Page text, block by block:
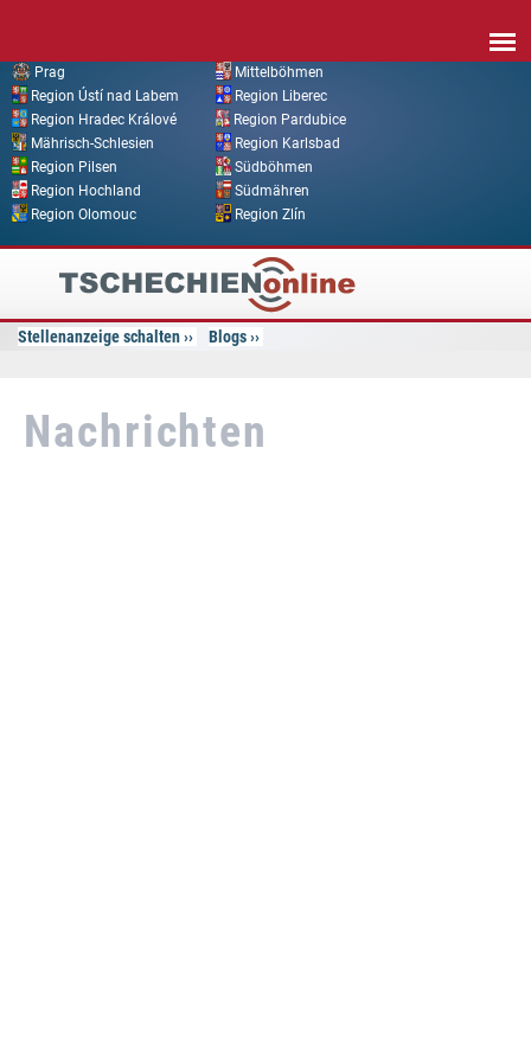
Prag
Mittelböhmen
Region Ústí nad Labem
Region Liberec
Region Hradec Králové
Region Pardubice
Mährisch-Schlesien
Region Karlsbad
Region Pilsen
Südböhmen
Region Hochland
Südmähren
Region Olomouc
Region Zlín
Tschechien
Online
Stellenanzeige schalten Blogs
Nachrichten